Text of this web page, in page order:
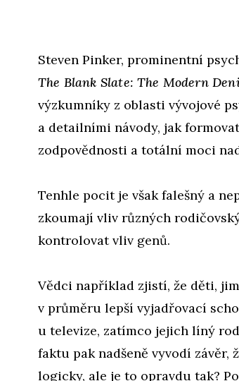
Steven Pinker, prominentní
The Blank Slate: The Modern
výzkumníky z oblasti vývojové
a detailními návody, jak
zodpovědnosti a totální moci
Tenhle pocit je však falešný a
zkoumají vliv různých
kontrolovat vliv genů.
Vědci například zjistí, že děti,
v průměru lepší vyjadřovací
u televize, zatímco jejich líný
faktu pak nadšeně vyvodí
logicky, ale je to opravdu tak?